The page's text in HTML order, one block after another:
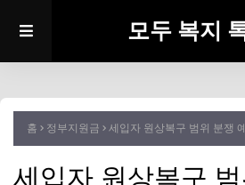
모두 복지
홈 정부지원금 세입자 원상복구 범위 분쟁
세입자 원상복구